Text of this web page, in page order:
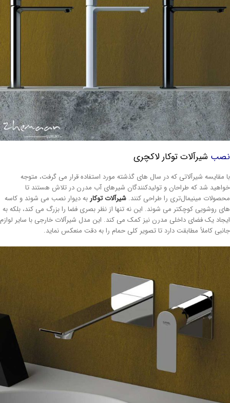
شیرآلات توکار لاکچری
مقایسه شیرآلاتی که در سال های گذشته مورد استفاده قرار می گرفت، متوجه
شد که طراحان و تولیدکنندگان شیرهای آب مدرن در تلاش هستند تا
مینیمال‌تری را طراحی کنند.شیرآلات توکاربه دیوار نصب می شوند و کاسه
روشویی کوچکتر می شوند. این نه تنها از نظر بصری فضا را بزرگ می کند، بلکه به
یک فضای داخلی مدرن نیز کمک می کند. این مدل شیرآلات خارجی با سایر لوازم
کاملاً مطابقت دارد تا تصویر کلی حمام را به دقت منعکس نماید.